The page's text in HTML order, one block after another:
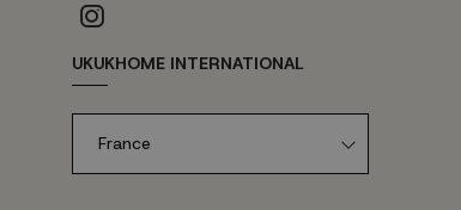
UKUKHOME INTERNATIONAL
France